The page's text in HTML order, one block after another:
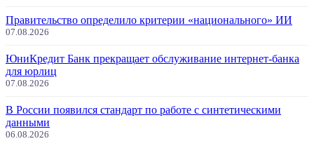
Правительство определило критерии «национального» ИИ
07.08.2026
ЮниКредит Банк прекращает обслуживание интернет-банка
для юрлиц
07.08.2026
В России появился стандарт по работе с синтетическими
данными
06.08.2026